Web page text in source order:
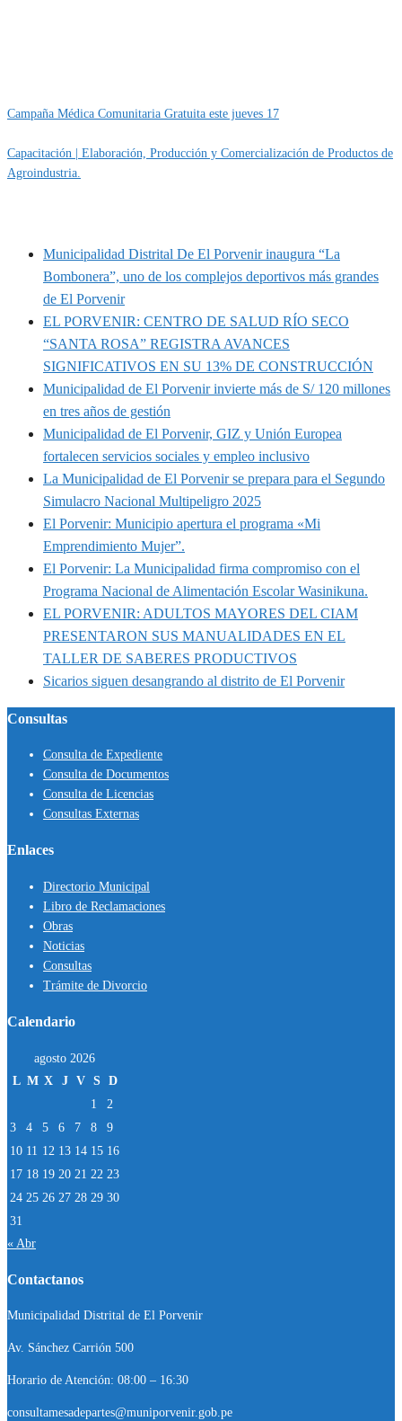
Campaña Médica Comunitaria Gratuita este jueves 17
Capacitación | Elaboración, Producción y Comercialización de Productos de
Agroindustria.
Municipalidad Distrital De El Porvenir inaugura “La
Bombonera”, uno de los complejos deportivos más grandes
de El Porvenir
EL PORVENIR: CENTRO DE SALUD RÍO SECO
“SANTA ROSA” REGISTRA AVANCES
SIGNIFICATIVOS EN SU 13% DE CONSTRUCCIÓN
Municipalidad de El Porvenir invierte más de S/ 120 millones
en tres años de gestión
Municipalidad de El Porvenir, GIZ y Unión Europea
fortalecen servicios sociales y empleo inclusivo
La Municipalidad de El Porvenir se prepara para el Segundo
Simulacro Nacional Multipeligro 2025
El Porvenir: Municipio apertura el programa «Mi
Emprendimiento Mujer”.
El Porvenir: La Municipalidad firma compromiso con el
Programa Nacional de Alimentación Escolar Wasinikuna.
EL PORVENIR: ADULTOS MAYORES DEL CIAM
PRESENTARON SUS MANUALIDADES EN EL
TALLER DE SABERES PRODUCTIVOS
Sicarios siguen desangrando al distrito de El Porvenir
Consultas
Consulta de Expediente
Consulta de Documentos
Consulta de Licencias
Consultas Externas
Enlaces
Directorio Municipal
Libro de Reclamaciones
Obras
Noticias
Consultas
Trámite de Divorcio
Calendario
agosto 2026
L M X J V S D
1
2
3
4 5 6 7 8
9
10 11 12 13 14 15 16
17 18 19 20 21 22 23
24 25 26 27 28 29 30
31
« Abr
Contactanos
Municipalidad Distrital de El Porvenir
Av. Sánchez Carrión 500
Horario de Atención: 08:00 – 16:30
consultamesadepartes@muniporvenir.gob.pe